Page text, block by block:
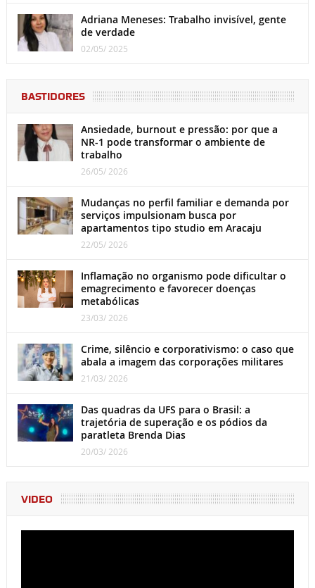
Adriana Meneses: Trabalho invisível, gente
de verdade
02/05/ 2025
BASTIDORES
Ansiedade, burnout e pressão: por que a
NR-1 pode transformar o ambiente de
trabalho
26/05/ 2026
Mudanças no perfil familiar e demanda por
serviços impulsionam busca por
apartamentos tipo studio em Aracaju
22/05/ 2026
Inflamação no organismo pode dificultar o
emagrecimento e favorecer doenças
metabólicas
23/03/ 2026
Crime, silêncio e corporativismo: o caso que
abala a imagem das corporações militares
21/03/ 2026
Das quadras da UFS para o Brasil: a
trajetória de superação e os pódios da
paratleta Brenda Dias
20/03/ 2026
VIDEO